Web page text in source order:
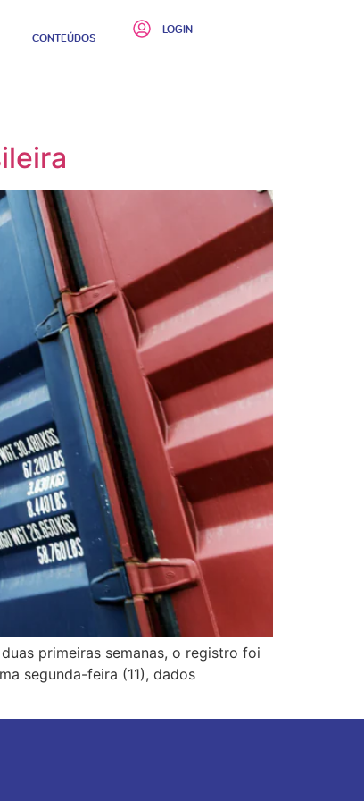
CONTEÚDOS
LOGIN
primeiras semanas, o registro foi
segunda-feira (11), dados